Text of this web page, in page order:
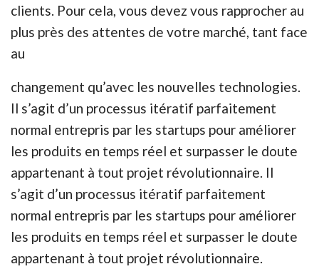
clients. Pour cela, vous devez vous rapprocher au
plus près des attentes de votre marché, tant face
au
changement qu’avec les nouvelles technologies.
Il s’agit d’un processus itératif parfaitement
normal entrepris par les startups pour améliorer
les produits en temps réel et surpasser le doute
appartenant à tout projet révolutionnaire. Il
s’agit d’un processus itératif parfaitement
normal entrepris par les startups pour améliorer
les produits en temps réel et surpasser le doute
appartenant à tout projet révolutionnaire.